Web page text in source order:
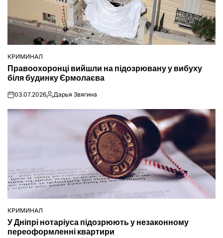
ОПУБЛІКУВАТИ
КРИМИНАЛ
Правоохоронці вийшли на підозрювану у вибуху
біля будинку Єрмолаєва
on03.07.2026Опубліковано
Дарья Звягина
ОПУБЛІКУВАТИ
У
КРИМИНАЛ
У Дніпрі нотаріуса підозрюють у незаконному
переоформленні квартири